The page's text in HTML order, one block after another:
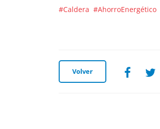
#Caldera #AhorroEnergético
Volver